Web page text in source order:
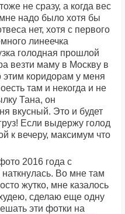
не сразу, а когда вес
надо было хотя бы
нет, хотя с первого
линеечка
голодная прошлой
везти маму в Москву в
этим коридорам у меня
там и некогда и не
Тана, он
вкусный. Это и будет
Если выдержу голод
к вечеру, максимум что
2016 года с
Во мне там
жутко, мне казалось
сделаю еще одну
эти фотки на